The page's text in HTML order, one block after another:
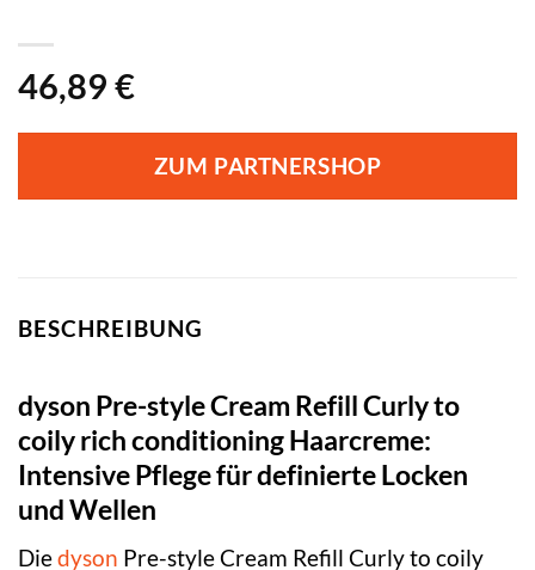
46,89 €
ZUM PARTNERSHOP
BESCHREIBUNG
dyson Pre-style Cream Refill Curly to
coily rich conditioning Haarcreme:
Intensive Pflege für definierte Locken
und Wellen
Diedyson Pre-style Cream Refill Curly to coily